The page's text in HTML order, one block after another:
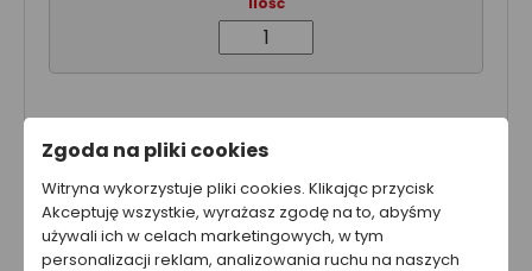
Cena netto za sztukę:
Wartość produktu netto:
Całkowity koszt brutto
Zgoda na pliki cookies
Witryna wykorzystuje pliki cookies. Klikając przycisk
Akceptuję wszystkie, wyrażasz zgodę na to, abyśmy
używali ich w celach marketingowych, w tym
personalizacji reklam, analizowania ruchu na naszych